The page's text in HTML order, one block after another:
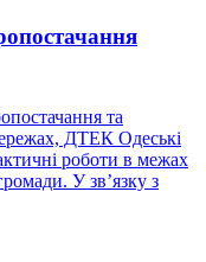
та
ДТЕК Одеські
роботи в межах
У зв’язку з